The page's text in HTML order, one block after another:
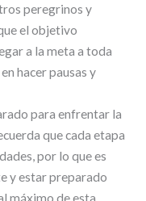
peregrinos y
el objetivo
a la meta a toda
hacer pausas y
para enfrentar la
que cada etapa
por lo que es
y estar preparado
máximo de esta